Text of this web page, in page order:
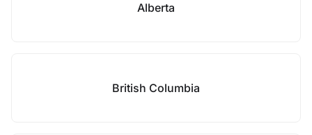
Alberta
British Columbia